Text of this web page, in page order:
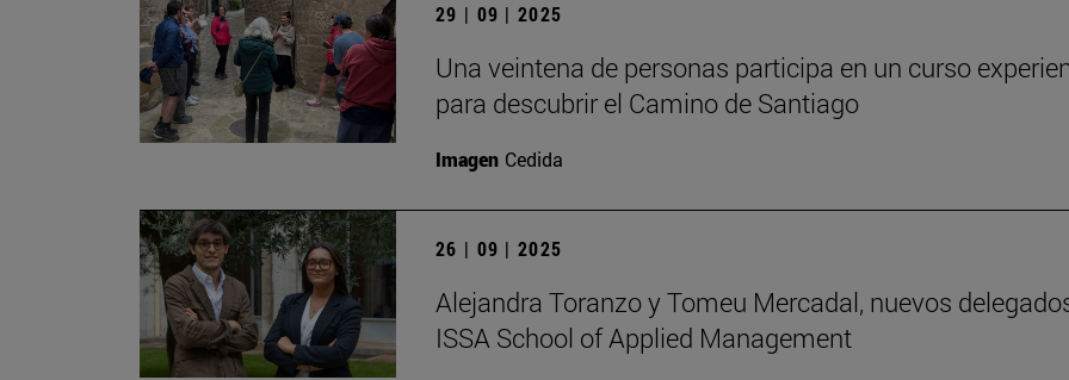
29 | 09 | 2025
Una veintena de personas participa en un curso
para descubrir el Camino de Santiago
Imagen Cedida
26 | 09 | 2025
Alejandra Toranzo y Tomeu Mercadal, nuevos
ISSA School of Applied Management